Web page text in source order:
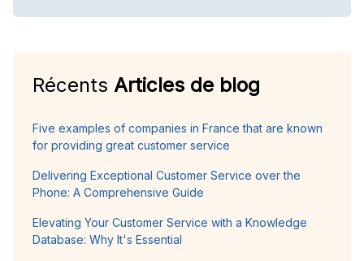
Récents Articles de blog
Five examples of companies in France that are known
for providing great customer service
Delivering Exceptional Customer Service over the
Phone: A Comprehensive Guide
Elevating Your Customer Service with a Knowledge
Database: Why It's Essential